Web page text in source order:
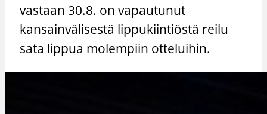
vastaan 30.8. on vapautunut
kansainvälisestä lippukiintiöstä reilu
sata lippua molempiin otteluihin.